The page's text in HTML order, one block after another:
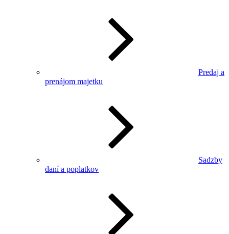
Predaj a
prenájom majetku
Sadzby
daní a poplatkov